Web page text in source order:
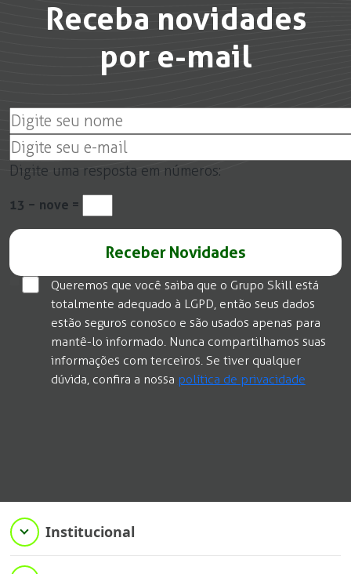
Receba novidades
por e-mail
Digite uma resposta em números:
13 − nove =
Queremos que você saiba que o Grupo Skill está
totalmente adequado à LGPD, então seus dados
estão seguros conosco e são usados apenas para
mantê-lo informado. Nunca compartilhamos suas
informações com terceiros. Se tiver qualquer
dúvida, confira a nossa política de privacidade
Institucional